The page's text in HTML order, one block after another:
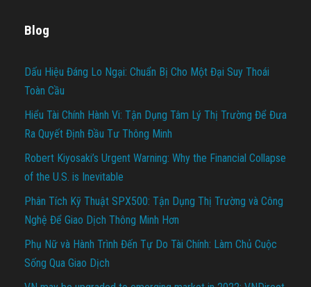
Blog
Dấu Hiệu Đáng Lo Ngại: Chuẩn Bị Cho Một Đại Suy Thoái
Toàn Cầu
Hiểu Tài Chính Hành Vi: Tận Dụng Tâm Lý Thị Trường Để Đưa
Ra Quyết Định Đầu Tư Thông Minh
Robert Kiyosaki’s Urgent Warning: Why the Financial Collapse
of the U.S. is Inevitable
Phân Tích Kỹ Thuật SPX500: Tận Dụng Thị Trường và Công
Nghệ Để Giao Dịch Thông Minh Hơn
Phụ Nữ và Hành Trình Đến Tự Do Tài Chính: Làm Chủ Cuộc
Sống Qua Giao Dịch